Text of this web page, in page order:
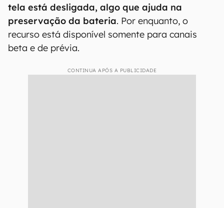
tela está desligada, algo que ajuda na
preservação da bateria. Por enquanto, o
recurso está disponível somente para canais
beta e de prévia.
CONTINUA APÓS A PUBLICIDADE